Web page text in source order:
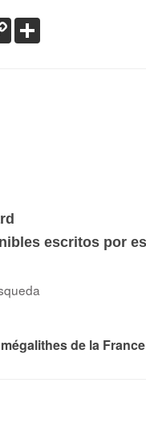
Copy
Link
escritos por
de la France